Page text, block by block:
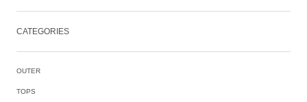
CATEGORIES
OUTER
TOPS